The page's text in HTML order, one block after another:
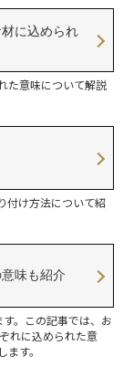
に込められ
た意味について解説
付け方法について紹
味も紹介
。この記事では、お
れに込められた意
す。